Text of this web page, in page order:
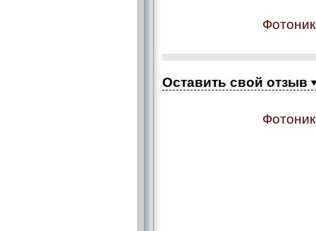
Оставить свой отзыв